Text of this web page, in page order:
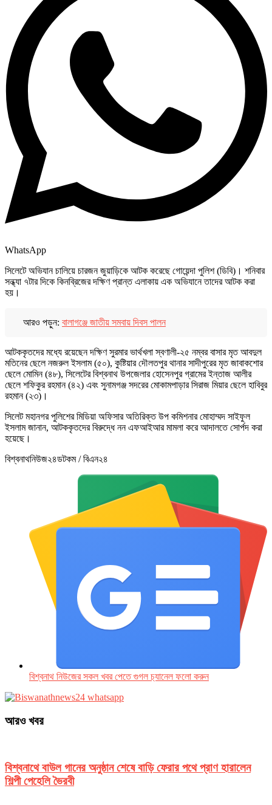
WhatsApp
সিলেটে অভিযান চালিয়ে চারজন জুয়াড়িকে আটক করেছে গোয়েন্দা পুলিশ (ডিবি)। শনিবার
সন্ধ্যা ৭টার দিকে কিনব্রিজের দক্ষিণ প্রান্ত এলাকায় এক অভিযানে তাদের আটক করা
হয়।
আরও পড়ুন: বালাগঞ্জে জাতীয় সমবায় দিবস পালন
আটককৃতদের মধ্যে রয়েছেন দক্ষিণ সুরমার ভার্থখলা স্বণালী-২৫ নম্বর বাসার মৃত আবদুল
মতিনের ছেলে নজরুল ইসলাম (৫০), কুষ্টিয়ার দৌলতপুর থানার সাদীপুরের মৃত জাবাকশোর
ছেলে মোমিন (৪৮), সিলেটের বিশ্বনাথ উপজেলার হোসেনপুর গ্রামের ইন্তাজ আলীর
ছেলে শফিকুর রহমান (৪২) এবং সুনামগঞ্জ সদরের মোকামপাড়ার সিরাজ মিয়ার ছেলে হাবিবুর
রহমান (২৩)।
সিলেট মহানগর পুলিশের মিডিয়া অফিসার অতিরিক্ত উপ কমিশনার মোহাম্মদ সাইফুল
ইসলাম জানান, আটককৃতদের বিরুদ্ধে নন এফআইআর মামলা করে আদালতে সোর্পদ করা
হয়েছে।
বিশ্বনাথনিউজ২৪ডটকম / বিএন২৪
বিশ্বনাথ নিউজের সকল খবর পেতে গুগল চ‌্যানেল ফলো করুন
আরও খবর
বিশ্বনাথে বাউল গানের অনুষ্ঠান শেষে বাড়ি ফেরার পথে প্রাণ হারালেন
শিল্পী পেহেলি ভৈরবী